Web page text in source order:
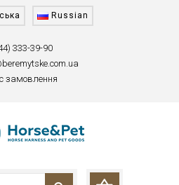
Russian
333-39-90
замовлення